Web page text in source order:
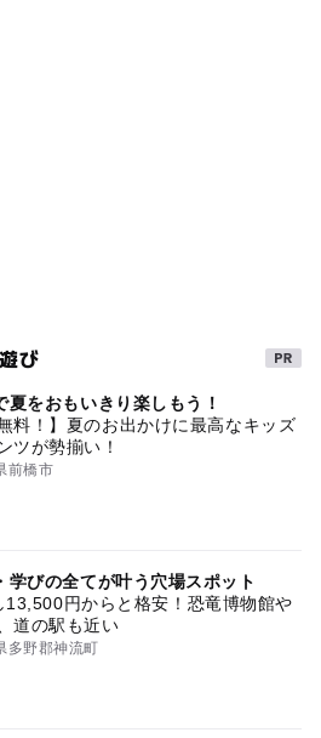
び
夏をおもいきり楽しもう！
無料！】夏のお出かけに最高なキッズ
ツが勢揃い！
前橋市
学びの全てが叶う穴場スポット
13,500円からと格安！恐竜博物館や
道の駅も近い
多野郡神流町